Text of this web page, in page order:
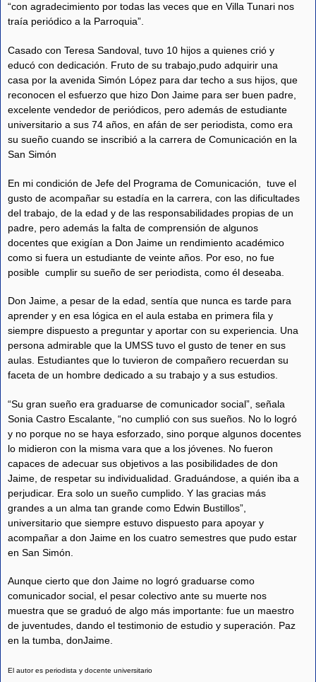
“con agradecimiento por todas las veces que en Villa Tunari nos
traía periódico a la Parroquia”.
Casado con Teresa Sandoval, tuvo 10 hijos a quienes crió y
educó con dedicación. Fruto de su trabajo,pudo adquirir una
casa por la avenida Simón López para dar techo a sus hijos, que
reconocen el esfuerzo que hizo Don Jaime para ser buen padre,
excelente vendedor de periódicos, pero además de estudiante
universitario a sus 74 años, en afán de ser periodista, como era
su sueño cuando se inscribió a la carrera de Comunicación en la
San Simón
En mi condición de Jefe del Programa de Comunicación, tuve el
gusto de acompañar su estadía en la carrera, con las dificultades
del trabajo, de la edad y de las responsabilidades propias de un
padre, pero además la falta de comprensión de algunos
docentes que exigían a Don Jaime un rendimiento académico
como si fuera un estudiante de veinte años. Por eso, no fue
posible cumplir su sueño de ser periodista, como él deseaba.
Don Jaime, a pesar de la edad, sentía que nunca es tarde para
aprender y en esa lógica en el aula estaba en primera fila y
siempre dispuesto a preguntar y aportar con su experiencia. Una
persona admirable que la UMSS tuvo el gusto de tener en sus
aulas. Estudiantes que lo tuvieron de compañero recuerdan su
faceta de un hombre dedicado a su trabajo y a sus estudios.
“Su gran sueño era graduarse de comunicador social”, señala
Sonia Castro Escalante, “no cumplió con sus sueños. No lo logró
y no porque no se haya esforzado, sino porque algunos docentes
lo midieron con la misma vara que a los jóvenes. No fueron
capaces de adecuar sus objetivos a las posibilidades de don
Jaime, de respetar su individualidad. Graduándose, a quién iba a
perjudicar. Era solo un sueño cumplido. Y las gracias más
grandes a un alma tan grande como Edwin Bustillos”,
universitario que siempre estuvo dispuesto para apoyar y
acompañar a don Jaime en los cuatro semestres que pudo estar
en San Simón.
Aunque cierto que don Jaime no logró graduarse como
comunicador social, el pesar colectivo ante su muerte nos
muestra que se graduó de algo más importante: fue un maestro
de juventudes, dando el testimonio de estudio y superación. Paz
en la tumba, donJaime.
El autor es periodista y docente universitario